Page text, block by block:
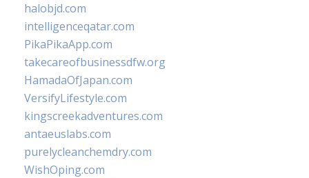
halobjd.com
intelligenceqatar.com
PikaPikaApp.com
takecareofbusinessdfw.org
HamadaOfJapan.com
VersifyLifestyle.com
kingscreekadventures.com
antaeuslabs.com
purelycleanchemdry.com
WishOping.com